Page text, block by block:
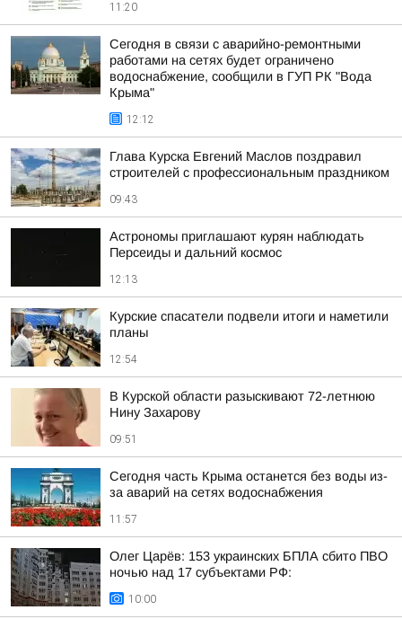
11:20
Сегодня в связи с аварийно-ремонтными
работами на сетях будет ограничено
водоснабжение, сообщили в ГУП РК "Вода
Крыма"
12:12
Глава Курска Евгений Маслов поздравил
строителей с профессиональным праздником
09:43
Астрономы приглашают курян наблюдать
Персеиды и дальний космос
12:13
Курские спасатели подвели итоги и наметили
планы
12:54
В Курской области разыскивают 72-летнюю
Нину Захарову
09:51
Сегодня часть Крыма останется без воды из-
за аварий на сетях водоснабжения
11:57
Олег Царёв: 153 украинских БПЛА сбито ПВО
ночью над 17 субъектами РФ:
10:00